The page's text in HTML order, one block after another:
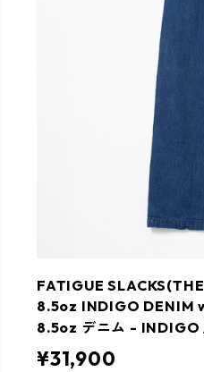
FATIGUE
8.5oz INDIGO DENIM
8.5oz デニム - INDIGO
¥31,900